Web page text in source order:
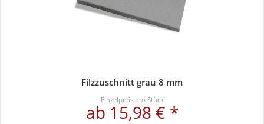
Filzzuschnitt grau 8 mm
Einzelpreis pro Stück
ab 15,98 € *